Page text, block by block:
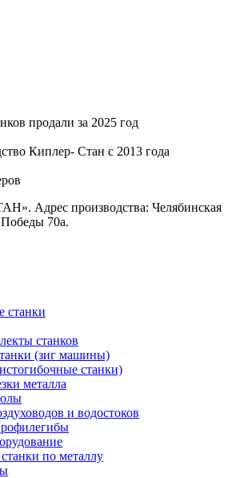
продали за 2025 год
Киплер- Стан с 2013 года
Адрес производства: Челябинская
70а.
станки
станков
(зиг машины)
станки)
металла
и водостоков
по металлу